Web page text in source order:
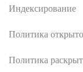
Индексирование
Политика
Политика